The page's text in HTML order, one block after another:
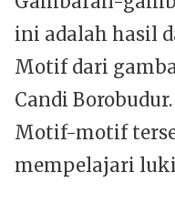
ini adalah hasil
Motif dari
Candi
Motif-motif
mempelajari